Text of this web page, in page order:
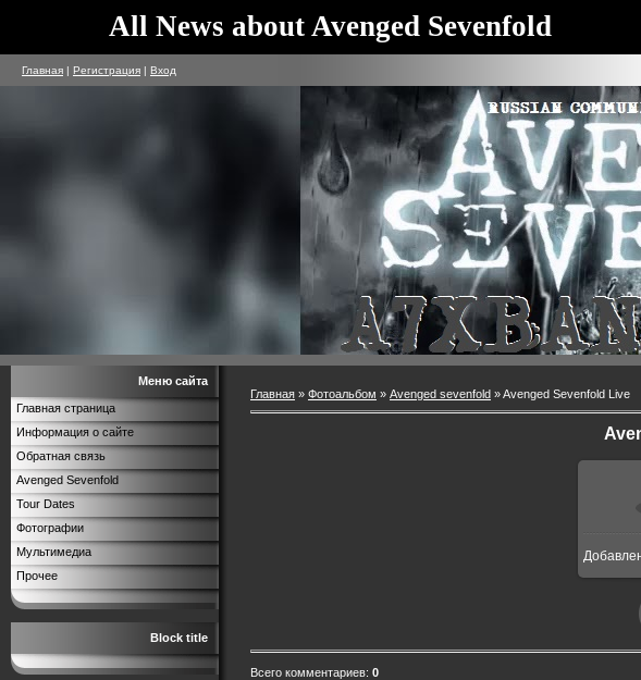
All News about Avenged Sevenfold
Главная | Регистрация | Вход
Меню сайта
Главная страница
Информация о сайте
Обратная связь
Avenged Sevenfold
Tour Dates
Фотографии
Мультимедиа
Прочее
Block title
Главная » Фотоальбом » Avenged sevenfold » Avenged Sevenfold Live
Всего комментариев: 0